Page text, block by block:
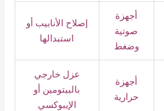
أجهزة
صوتية
وضغط
إصلاح الأنابيب أو
استبدالها
أجهزة
حرارية
عزل خارجي
بالبيتومين أو
الإيبوكسي